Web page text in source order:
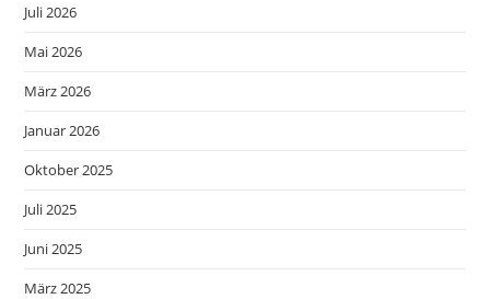
Juli 2026
Mai 2026
März 2026
Januar 2026
Oktober 2025
Juli 2025
Juni 2025
März 2025